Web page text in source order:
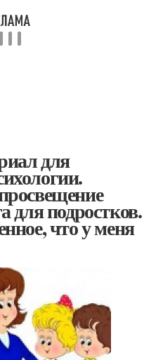
для
для подростков.
что у меня